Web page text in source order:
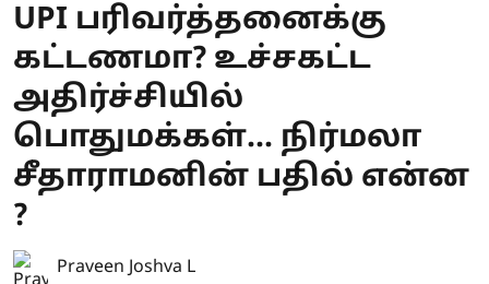
UPI பரிவர்த்தனைக்கு
கட்டணமா? உச்சகட்ட
அதிர்ச்சியில்
பொதுமக்கள்... நிர்மலா
சீதாராமனின் பதில் என்ன
?
Praveen Joshva L